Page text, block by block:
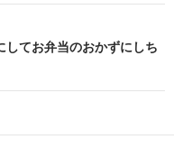
してお弁当のおかずにしち